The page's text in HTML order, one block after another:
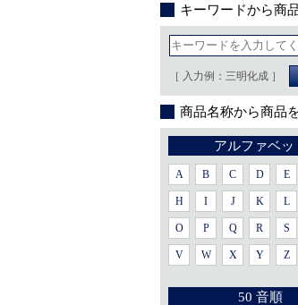
キーワードから商
［ 入力例：三明化成 ］
商品名称から商品
アルファベッ
A B C D E
H I J K L
O P Q R S
V W X Y Z
50 音順